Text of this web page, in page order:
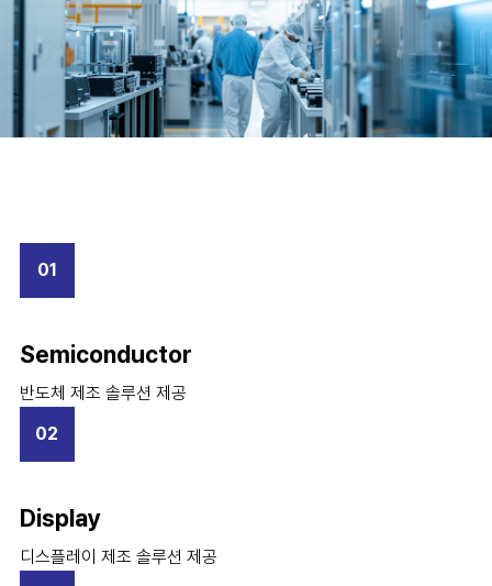
01
Semiconductor
반도체 제조 솔루션 제공
02
Display
디스플레이 제조 솔루션 제공